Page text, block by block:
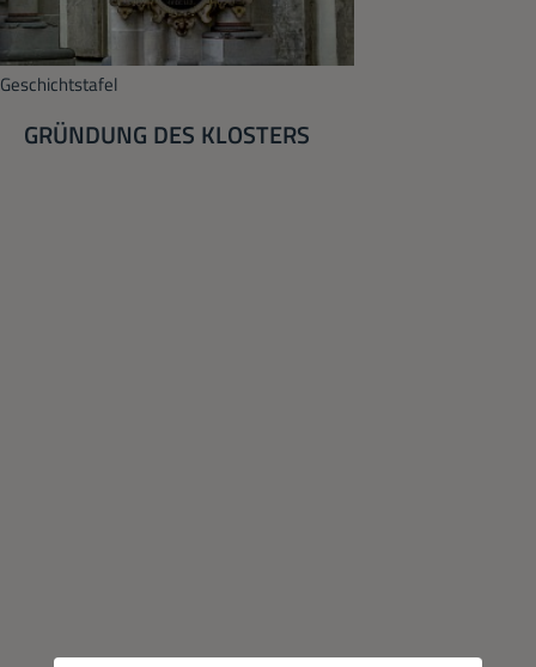
GRÜNDUNG DES KLOSTERS
Geschichtstafel